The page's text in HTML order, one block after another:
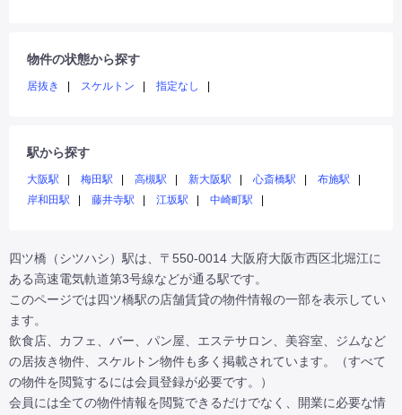
物件の状態から探す
居抜き スケルトン 指定なし
駅から探す
大阪駅 梅田駅 高槻駅 新大阪駅 心斎橋駅
布施駅
岸和田駅
藤井寺駅 江坂駅 中崎町駅
四ツ橋（シツハシ）駅は、〒550-0014 大阪府大阪市西区北堀江に
ある高速電気軌道第3号線などが通る駅です。
このページでは四ツ橋駅の店舗賃貸の物件情報の一部を表示してい
ます。
飲食店、カフェ、バー、パン屋、エステサロン、美容室、ジムなど
の居抜き物件、スケルトン物件も多く掲載されています。（すべて
の物件を閲覧するには会員登録が必要です。）
会員には全ての物件情報を閲覧できるだけでなく、開業に必要な情